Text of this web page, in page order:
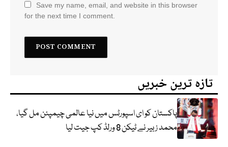
Save my name, email, and website in this browser
for the next time I comment.
تازہ ترین خبریں
پاکستان کو ای اسپورٹس میں نیا عالمی چیمپئن مل گیا،
محمد زبیر نے ٹیکن 8 ورلڈ کپ جیت لیا